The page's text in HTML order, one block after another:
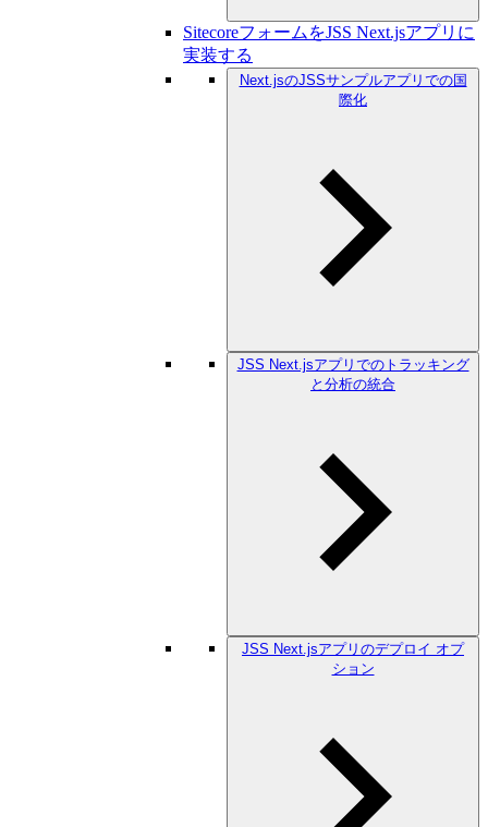
SitecoreフォームをJSS Next.jsアプリに
実装する
Next.jsのJSSサンプルアプリでの国
際化
JSS Next.jsアプリでのトラッキング
と分析の統合
JSS Next.jsアプリのデプロイ オプ
ション